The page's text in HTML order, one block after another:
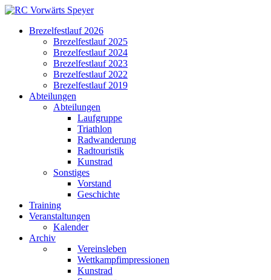
Brezelfestlauf 2026
Brezelfestlauf 2025
Brezelfestlauf 2024
Brezelfestlauf 2023
Brezelfestlauf 2022
Brezelfestlauf 2019
Abteilungen
Abteilungen
Laufgruppe
Triathlon
Radwanderung
Radtouristik
Kunstrad
Sonstiges
Vorstand
Geschichte
Training
Veranstaltungen
Kalender
Archiv
Vereinsleben
Wettkampfimpressionen
Kunstrad